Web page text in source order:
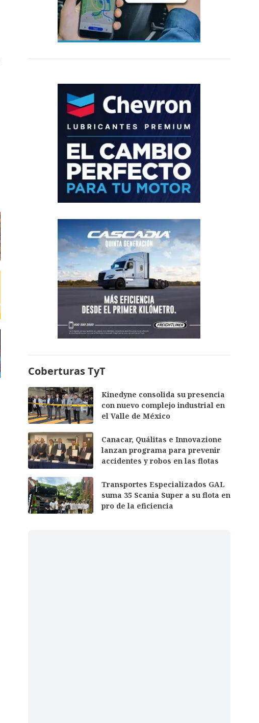
Coberturas TyT
Kinedyne consolida su presencia
con nuevo complejo industrial en
el Valle de México
Canacar, Quálitas e Innovazione
lanzan programa para prevenir
accidentes y robos en las flotas
Transportes Especializados GAL
suma 35 Scania Super a su flota en
pro de la eficiencia